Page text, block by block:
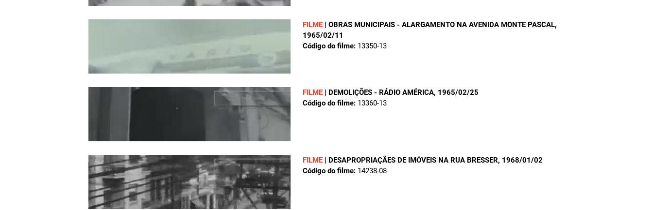
FILME | OBRAS MUNICIPAIS - ALARGAMENTO NA AVENIDA MONTE PASCAL,
1965/02/11
Código do filme: 13350-13
FILME | DEMOLIÇÕES - RÁDIO AMÉRICA, 1965/02/25
Código do filme: 13360-13
FILME | DESAPROPRIAÇÃES DE IMÓVEIS NA RUA BRESSER, 1968/01/02
Código do filme: 14238-08